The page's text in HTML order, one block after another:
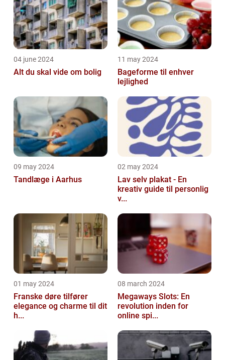
04 june 2024
Alt du skal vide om bolig
11 may 2024
Bageforme til enhver
lejlighed
09 may 2024
Tandlæge i Aarhus
02 may 2024
Lav selv plakat - En
kreativ guide til personlig
v...
01 may 2024
Franske døre tilfører
elegance og charme til dit
h...
08 march 2024
Megaways Slots: En
revolution inden for
online spi...